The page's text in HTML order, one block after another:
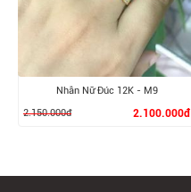
Nhẫn Nữ Đúc 12K - M9
2.150.000đ
2.100.000đ